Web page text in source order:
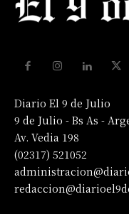
Diario El 9 de Julio
9 de Julio - Bs As -
Av. Vedia 198
(02317) 521052